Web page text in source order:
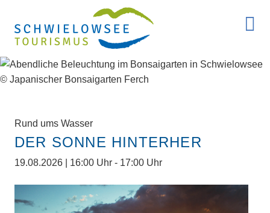
Rund ums Wasser
DER SONNE HINTERHER
19.08.2026 | 16:00 Uhr - 17:00 Uhr